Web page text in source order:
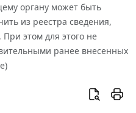
органу может быть
из реестра сведения,
этом для этого не
ранее внесенных